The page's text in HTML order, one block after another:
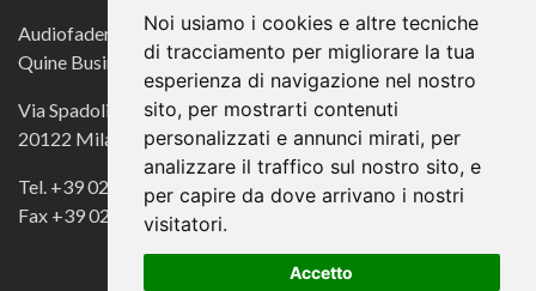
Noi usiamo i cookies e altre tecniche
di tracciamento per migliorare la tua
esperienza di navigazione nel nostro
sito, per mostrarti contenuti
personalizzati e annunci mirati, per
analizzare il traffico sul nostro sito, e
per capire da dove arrivano i nostri
visitatori.
Accetto
IK MULTIMEDIA,
L'ESPANSIONE OX A PER
SYNTRONIK È GRATIS
SOLO PER POCHI GIORNI
SYNTH
2020
HUB4 PRO, IL FUTURO
DEL MONITORAGGIO
Audiofader.com
Quine Business Publisher
Via Spadolini 7
20122 Milano
Tel. +39 02 49756990
Fax +39 02 72016740